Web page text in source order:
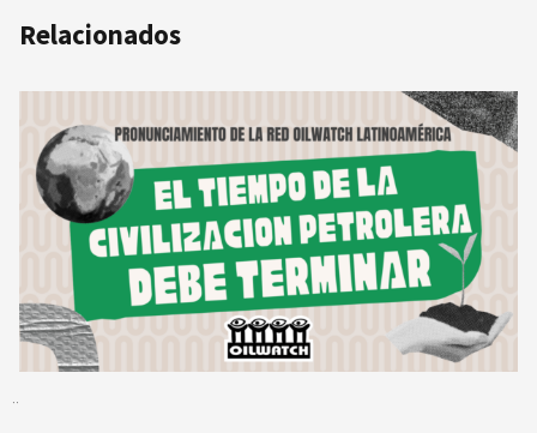
Relacionados